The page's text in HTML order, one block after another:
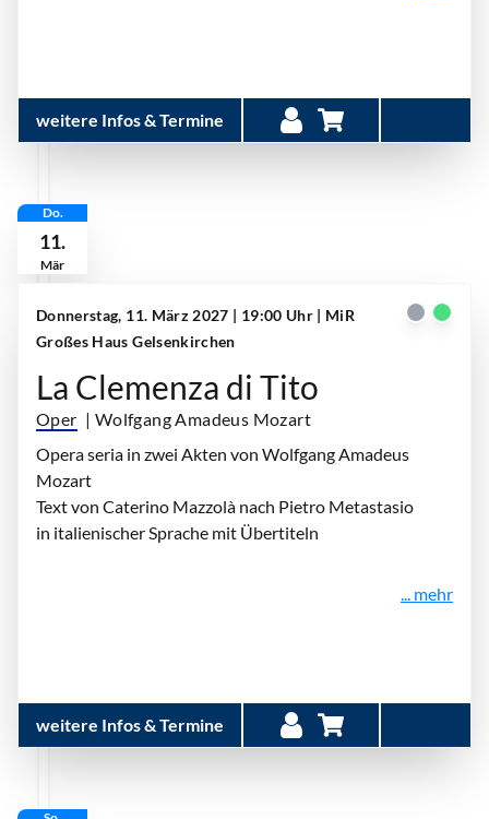
weitere Infos & Termine
Do.
11.
Mär
Donnerstag, 11. März 2027 | 19:00 Uhr | MiR
Großes Haus Gelsenkirchen
La Clemenza di Tito
Oper | Wolfgang Amadeus Mozart
Opera seria in zwei Akten von Wolfgang Amadeus
Mozart
Text von Caterino Mazzolà nach Pietro Metastasio
in italienischer Sprache mit Übertiteln
... mehr
weitere Infos & Termine